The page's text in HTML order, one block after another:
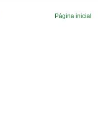
Página inicial